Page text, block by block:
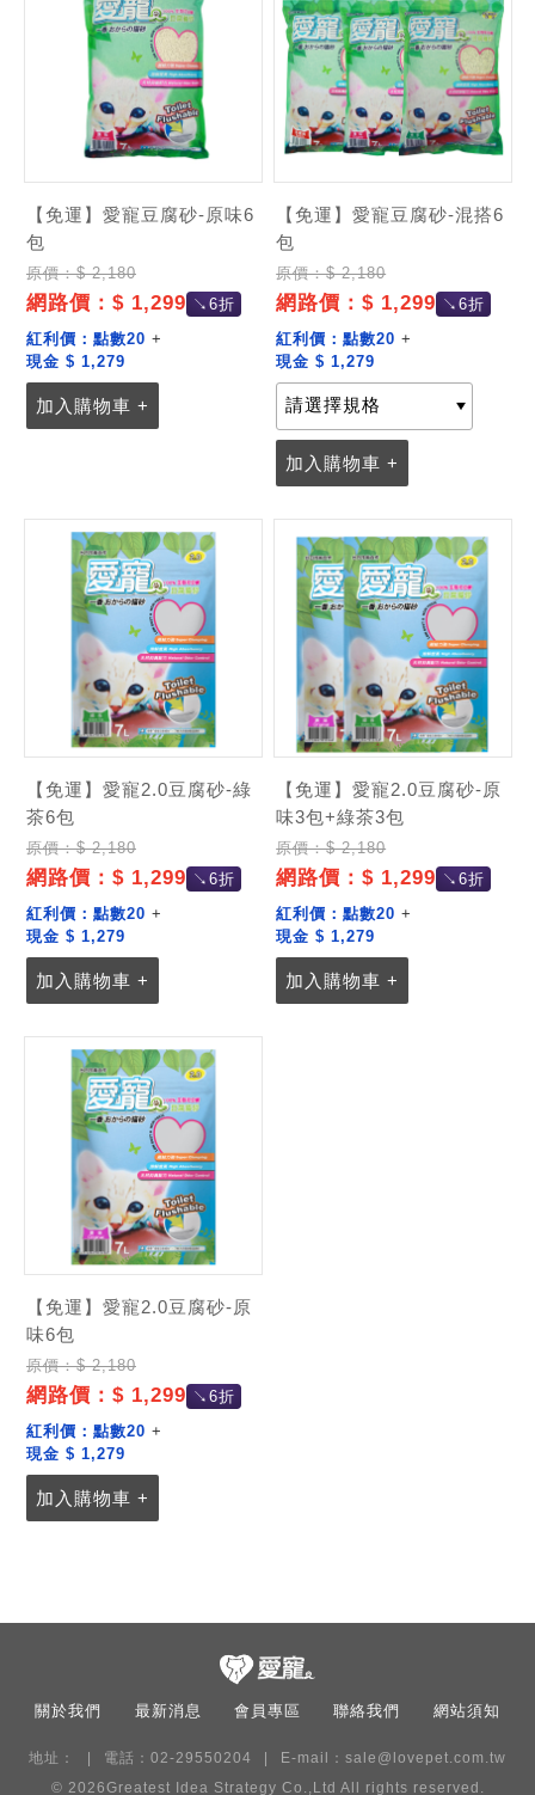
【免運】愛寵豆腐砂-原味6
包
原價：$ 2,180
網路價：$ 1,299 ↘6折
紅利價： 點數20 +
現金 $ 1,279
加入購物車 +
【免運】愛寵豆腐砂-混搭6
包
原價：$ 2,180
網路價：$ 1,299 ↘6折
紅利價：點數20 +
現金 $ 1,279
加入購物車 +
【免運】愛寵2.0豆腐砂-綠
茶6包
原價：$ 2,180
網路價：$ 1,299 ↘6折
紅利價： 點數20 +
現金 $ 1,279
加入購物車 +
【免運】愛寵2.0豆腐砂-原
味3包+綠茶3包
原價：$ 2,180
網路價：$ 1,299 ↘6折
紅利價：點數20 +
現金 $ 1,279
加入購物車 +
【免運】愛寵2.0豆腐砂-原
味6包
原價：$ 2,180
網路價：$ 1,299 ↘6折
紅利價： 點數20 +
現金 $ 1,279
加入購物車 +
關於我們 最新消息 會員專區 聯絡我們 網站須知
地址： 電話：02-29550204 E-mail： sale@lovepet.com.tw
© 2026Greatest Idea Strategy Co.,Ltd All rights reserved.